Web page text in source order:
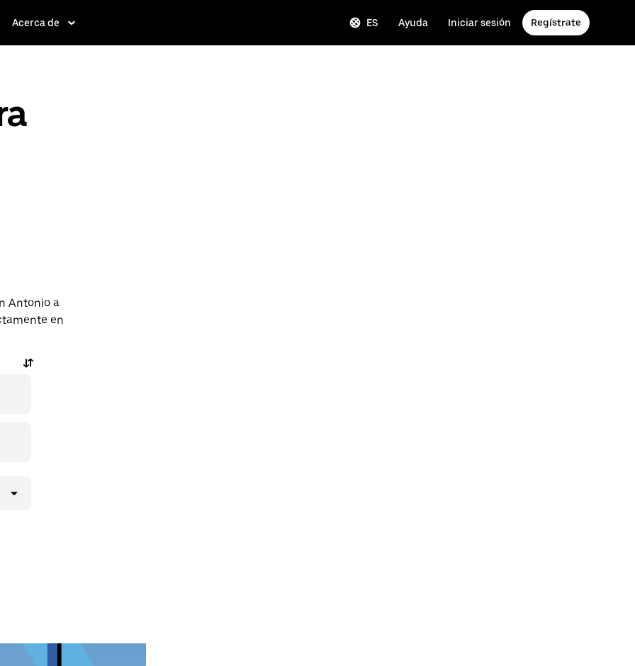
Acerca de ES Ayuda Iniciar sesión Regístrate
Antonio a
en